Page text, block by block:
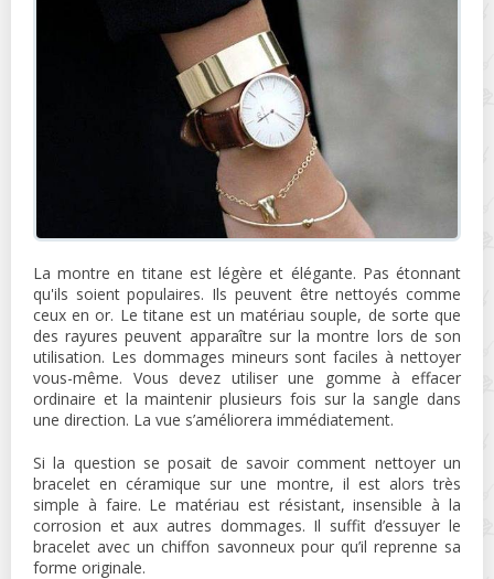
La montre en titane est légère et élégante. Pas étonnant
qu'ils soient populaires. Ils peuvent être nettoyés comme
ceux en or. Le titane est un matériau souple, de sorte que
des rayures peuvent apparaître sur la montre lors de son
utilisation. Les dommages mineurs sont faciles à nettoyer
vous-même. Vous devez utiliser une gomme à effacer
ordinaire et la maintenir plusieurs fois sur la sangle dans
une direction. La vue s’améliorera immédiatement.
Si la question se posait de savoir comment nettoyer un
bracelet en céramique sur une montre, il est alors très
simple à faire. Le matériau est résistant, insensible à la
corrosion et aux autres dommages. Il suffit d’essuyer le
bracelet avec un chiffon savonneux pour qu’il reprenne sa
forme originale.